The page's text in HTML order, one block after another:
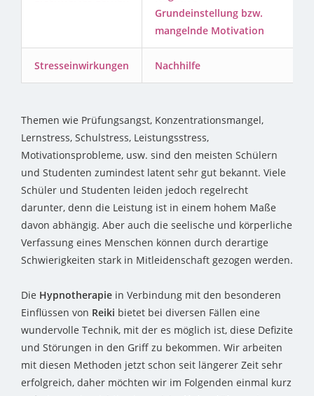
Grundeinstellung bzw.
mangelnde Motivation
Stresseinwirkungen Nachhilfe
Themen wie Prüfungsangst, Konzentrationsmangel,
Lernstress, Schulstress, Leistungsstress,
Motivationsprobleme, usw. sind den meisten Schülern
und Studenten zumindest latent sehr gut bekannt. Viele
Schüler und Studenten leiden jedoch regelrecht
darunter, denn die Leistung ist in einem hohem Maße
davon abhängig. Aber auch die seelische und körperliche
Verfassung eines Menschen können durch derartige
Schwierigkeiten stark in Mitleidenschaft gezogen werden.
Die Hypnotherapie in Verbindung mit den besonderen
Einflüssen von Reiki bietet bei diversen Fällen eine
wundervolle Technik, mit der es möglich ist, diese Defizite
und Störungen in den Griff zu bekommen. Wir arbeiten
mit diesen Methoden jetzt schon seit längerer Zeit sehr
erfolgreich, daher möchten wir im Folgenden einmal kurz